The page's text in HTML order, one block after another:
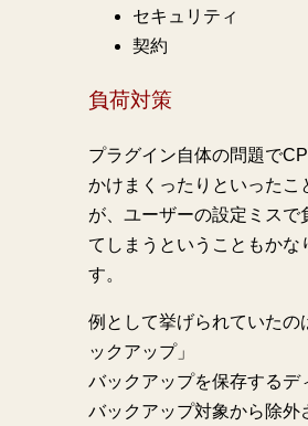
セキュリティ
契約
負荷対策
プラグイン自体の問題で
かけまくったりといったこ
が、ユーザーの設定ミスで
てしまうということもかな
す。
例として挙げられていたの
ックアップ」
バックアップを保存するデ
バックアップ対象から除外